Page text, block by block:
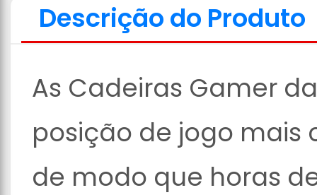
Descrição do Produto
As Cadeiras Gamer
posição de jogo mais
de modo que horas